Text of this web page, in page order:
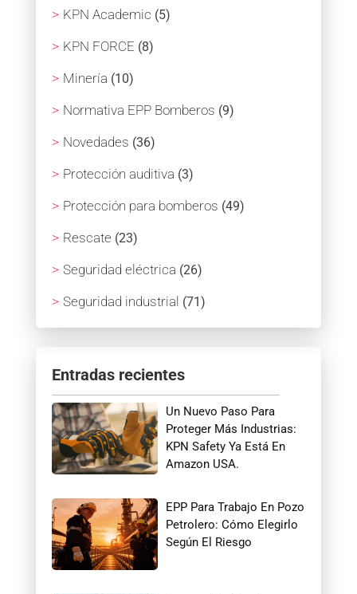
KPN Academic (5)
KPN FORCE (8)
Minería (10)
Normativa EPP Bomberos (9)
Novedades (36)
Protección auditiva (3)
Protección para bomberos (49)
Rescate (23)
Seguridad eléctrica (26)
Seguridad industrial (71)
Entradas recientes
Un Nuevo Paso Para
Proteger Más Industrias:
KPN Safety Ya Está En
Amazon USA.
EPP Para Trabajo En Pozo
Petrolero: Cómo Elegirlo
Según El Riesgo